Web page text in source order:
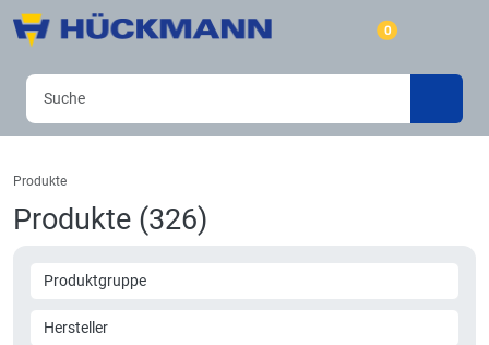
0
Produkte
Produkte (326)
Produktgruppe
Hersteller